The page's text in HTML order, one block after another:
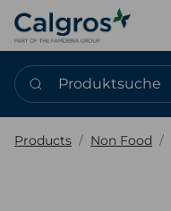
Produktsuche
Products Non Food